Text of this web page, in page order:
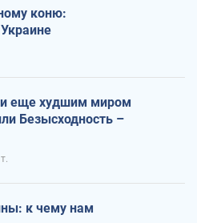
коню:
еще худшим миром
Безысходность –
к чему нам